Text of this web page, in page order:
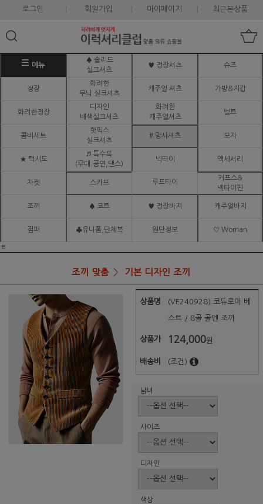
로그인 회원가입 마이페이지 최근본상품
메뉴
♠ 솔리드
실크셔츠
♥ 정장셔츠 슈즈
정장
화려한
무늬 실크셔츠
캐주얼 셔츠 가방&지갑
화려한정장
디자인
배색실크셔츠
화려한
캐주얼셔츠
벨트
콤비세트
핫픽스
실크셔츠
# 망사셔츠 모자
★ 턱시도
♬ 특수복
(무대.공연,댄스)
넥타이 액세서리
자켓 스카프 루프타이
커프스&
넥타이핀
조끼 ♠ 코트 ♥ 정장바지 캐주얼바지
점퍼 ♣유니폼,단체복 원단정보 ♡ Woman
ㅌ
조끼 맞춤 기본 디자인 조끼
상품명 (VE240928) 코듀로이 베
스트 / 8골 골덴 조끼
상품가 124,000원
배송비 (조건)
남녀
사이즈
디자인
색상